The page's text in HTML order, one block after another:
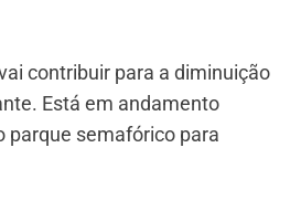
contribuir para a diminuição
Está em andamento
parque semafórico para